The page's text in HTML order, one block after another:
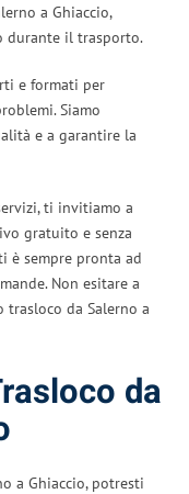
a Ghiaccio,
durante il trasporto.
e formati per
Siamo
e a garantire la
ti invitiamo a
gratuito e senza
è sempre pronta ad
Non esitare a
da Salerno a
da
a Ghiaccio, potresti